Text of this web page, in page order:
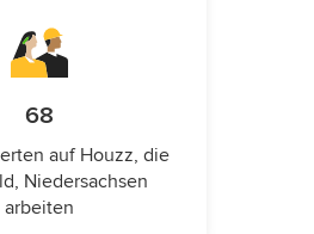
68
auf Houzz, die
Niedersachsen
arbeiten